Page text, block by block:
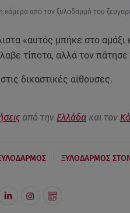
κάμερα από τον ξυλοδαρμό του
«αυτός μπήκε στο αμάξι
τίποτα, αλλά τον
δικαστικές αίθουσες.
από την Ελλάδακαι τον
ΞΥΛΟΔΑΡΜΟΣ